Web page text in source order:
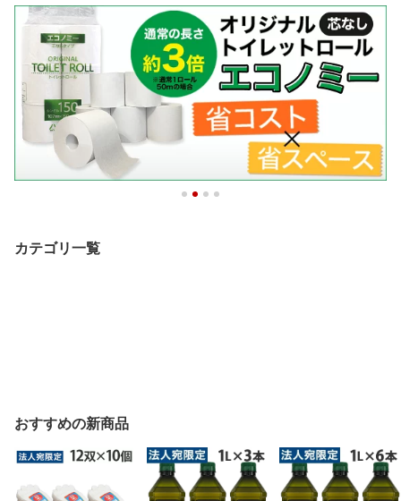
『送料無料（一部地域除
く）』
カテゴリ一覧
おすすめの新商品